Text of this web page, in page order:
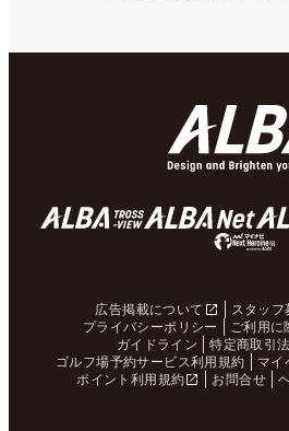
広告掲載について スタッフ
プライバシーポリシー
ご利用に
ガイドライン
特定商取引
ゴルフ場予約サービス利用規約
マイ
ポイント利用規約
お問合せ